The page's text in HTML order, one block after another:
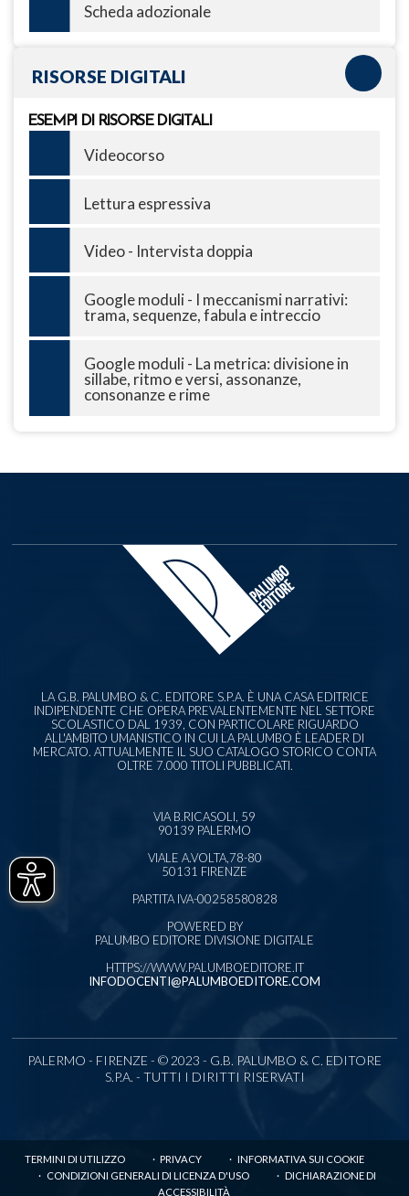
Scheda adozionale
RISORSE DIGITALI
ESEMPI DI RISORSE DIGITALI
Videocorso
Lettura espressiva
Video - Intervista doppia
Google moduli - I meccanismi narrativi:
trama, sequenze, fabula e intreccio
Google moduli - La metrica: divisione in
sillabe, ritmo e versi, assonanze,
consonanze e rime
LA G.B. PALUMBO & C. EDITORE S.P.A. È UNA CASA EDITRICE
INDIPENDENTE CHE OPERA PREVALENTEMENTE NEL SETTORE
SCOLASTICO DAL 1939, CON PARTICOLARE RIGUARDO
ALL'AMBITO UMANISTICO IN CUI LA PALUMBO È LEADER DI
MERCATO. ATTUALMENTE IL SUO CATALOGO STORICO CONTA
OLTRE 7.000 TITOLI PUBBLICATI.
VIA B.RICASOLI, 59
90139 PALERMO
VIALE A.VOLTA,78-80
50131 FIRENZE
PARTITA IVA-00258580828
POWERED BY
PALUMBO EDITORE DIVISIONE DIGITALE
HTTPS://WWW.PALUMBOEDITORE.IT
INFODOCENTI@PALUMBOEDITORE.COM
PALERMO - FIRENZE - © 2023 - G.B. PALUMBO & C. EDITORE
S.P.A. - TUTTI I DIRITTI RISERVATI
TERMINI DI UTILIZZO PRIVACY
INFORMATIVA SUI COOKIE
CONDIZIONI GENERALI DI LICENZA D'USO
DICHIARAZIONE DI
ACCESSIBILITÀ